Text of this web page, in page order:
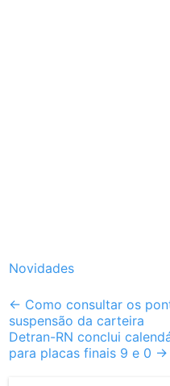
Novidades
Post
navigation
← Como consultar os
suspensão da carteira
Detran-RN conclui
para placas finais 9 e 0 →